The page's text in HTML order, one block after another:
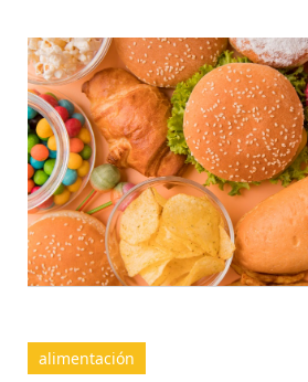
alimentación